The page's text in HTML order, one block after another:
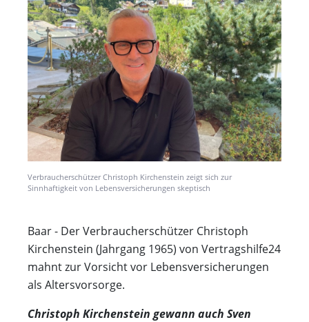
Verbraucherschützer Christoph Kirchenstein zeigt sich zur
Sinnhaftigkeit von Lebensversicherungen skeptisch
Baar - Der Verbraucherschützer Christoph
Kirchenstein (Jahrgang 1965) von Vertragshilfe24
mahnt zur Vorsicht vor Lebensversicherungen
als Altersvorsorge.
Christoph Kirchenstein gewann auch Sven